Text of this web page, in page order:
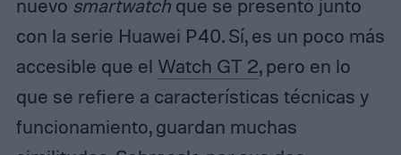
nuevo smartwatchque se presentó junto
con la serie Huawei P40. Sí, es un poco más
accesible que el Watch GT 2, pero en lo
que se refiere a características técnicas y
funcionamiento, guardan muchas